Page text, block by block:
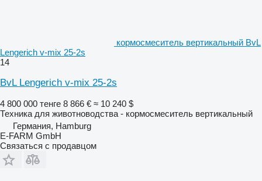
кормосмеситель вертикальный BvL
Lengerich v-mix 25-2s
14
BvL Lengerich v-mix 25-2s
4 800 000 тенге 8 866 € ≈ 10 240 $
Техника для животноводства - кормосмеситель вертикальный
Германия, Hamburg
E-FARM GmbH
Связаться с продавцом